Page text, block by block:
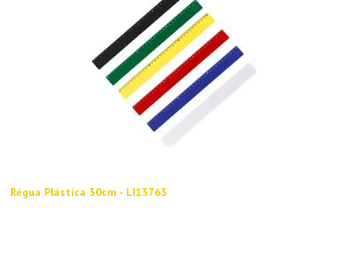
Régua Plástica 30cm - LI13763